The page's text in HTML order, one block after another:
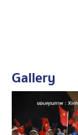
Gallery